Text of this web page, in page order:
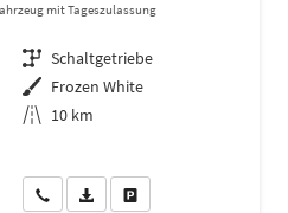
mit Tageszulassung
Getriebe Schaltgetriebe
Außenfarbe Frozen White
Kilometerstand 10 km
Wir rufen Sie anPDF-Datei, Fahrzeugexposé